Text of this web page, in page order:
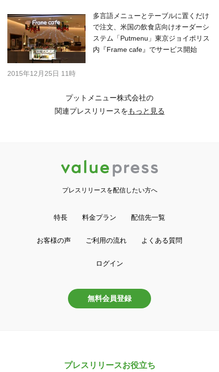
多言語メニューとテーブルに置くだけ
で注文、米国の飲食店向けオーダーシ
ステム「Putmenu」東京ジョイポリス
内『Frame cafe』でサービス開始
2015年12月25日 11時
プットメニュー株式会社の
関連プレスリリースをもっと見る
プレスリリースを配信したい方へ
特長 料金プラン 配信先一覧
お客様の声 ご利用の流れ よくある質問
ログイン
無料会員登録
プレスリリースお役立ち